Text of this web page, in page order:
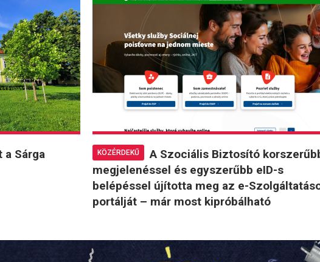
Sárga
KÖZÉRDEKŰ
A Szociális Biztosító
megjelenéssel és egyszerűbb eID-s
belépéssel újította meg az e-
portálját – már most kipróbálható